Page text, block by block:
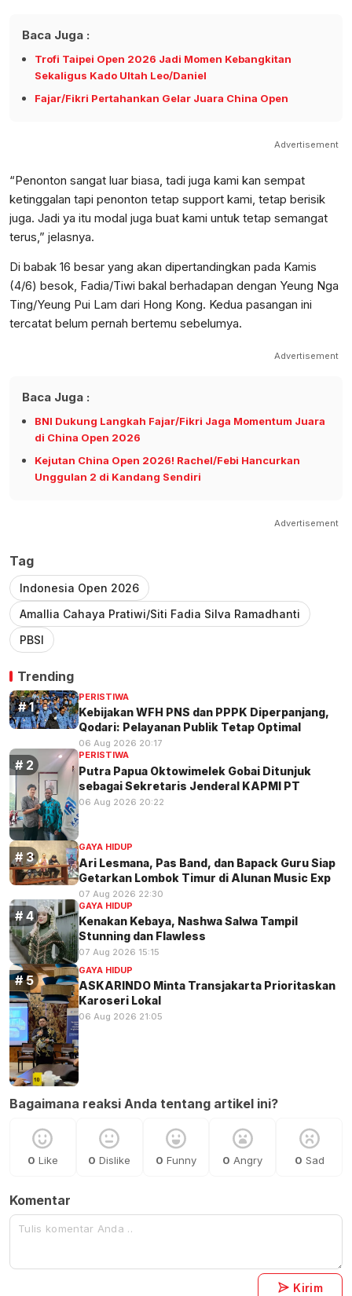
Baca Juga :
Trofi Taipei Open 2026 Jadi Momen Kebangkitan
Sekaligus Kado Ultah Leo/Daniel
Fajar/Fikri Pertahankan Gelar Juara China Open
Advertisement
“Penonton sangat luar biasa, tadi juga kami kan sempat
ketinggalan tapi penonton tetap support kami, tetap berisik
juga. Jadi ya itu modal juga buat kami untuk tetap semangat
terus,” jelasnya.
Di babak 16 besar yang akan dipertandingkan pada Kamis
(4/6) besok, Fadia/Tiwi bakal berhadapan dengan Yeung Nga
Ting/Yeung Pui Lam dari Hong Kong. Kedua pasangan ini
tercatat belum pernah bertemu sebelumya.
Advertisement
Baca Juga :
BNI Dukung Langkah Fajar/Fikri Jaga Momentum Juara
di China Open 2026
Kejutan China Open 2026! Rachel/Febi Hancurkan
Unggulan 2 di Kandang Sendiri
Advertisement
Tag
Indonesia Open 2026
Amallia Cahaya Pratiwi/Siti Fadia Silva Ramadhanti
PBSI
Trending
PERISTIWA
Kebijakan WFH PNS dan PPPK Diperpanjang,
Qodari: Pelayanan Publik Tetap Optimal
06 Aug 2026 20:17
PERISTIWA
Putra Papua Oktowimelek Gobai Ditunjuk
sebagai Sekretaris Jenderal KAPMI PT
06 Aug 2026 20:22
GAYA HIDUP
Ari Lesmana, Pas Band, dan Bapack Guru Siap
Getarkan Lombok Timur di Alunan Music Exp
07 Aug 2026 22:30
GAYA HIDUP
Kenakan Kebaya, Nashwa Salwa Tampil
Stunning dan Flawless
07 Aug 2026 15:15
GAYA HIDUP
ASKARINDO Minta Transjakarta Prioritaskan
Karoseri Lokal
06 Aug 2026 21:05
Bagaimana reaksi Anda tentang artikel ini?
0 Like 0 Dislike 0 Funny 0 Angry 0 Sad
Komentar
Kirim